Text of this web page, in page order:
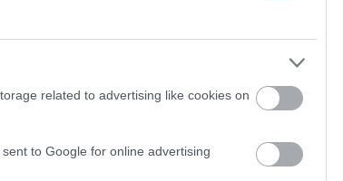
related to advertising like cookies on
to Google for online advertising
vérvonala (1)
Assisi
Astana Heliksz a
asztráltest (2
ataiszi magok
átalakultást segíti
átélés
( áthangolás
Atilla a Hunok királya